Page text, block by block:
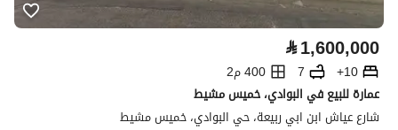
⃁1,600,000
10+
7
400 م2
عمارة للبيع في البوادي، خميس مشيط
شارع عياش ابن ابي ربيعة، حي البوادي، خميس مشيط